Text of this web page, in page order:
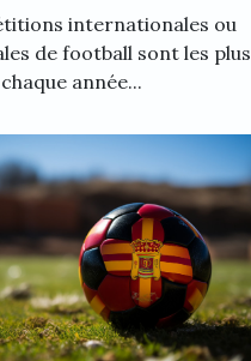
internationales ou
de football sont les plus
année...